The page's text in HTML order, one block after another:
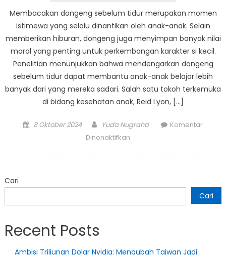
Membacakan dongeng sebelum tidur merupakan momen
istimewa yang selalu dinantikan oleh anak-anak. Selain
memberikan hiburan, dongeng juga menyimpan banyak nilai
moral yang penting untuk perkembangan karakter si kecil.
Penelitian menunjukkan bahwa mendengarkan dongeng
sebelum tidur dapat membantu anak-anak belajar lebih
banyak dari yang mereka sadari. Salah satu tokoh terkemuka
di bidang kesehatan anak, Reid Lyon, […]
Posted
8 Oktober 2024 Author
Yuda Nugraha
Komentar
Dinonaktifkan
Penuh
Cari
Cari
Recent Posts
Ambisi Triliunan Dolar Nvidia: Mengubah Taiwan Jadi